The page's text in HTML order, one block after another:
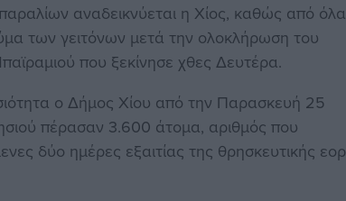
αναδεικνύεται η Χίος, καθώς από
των γειτόνων μετά την ολοκλήρωση του
που ξεκίνησε χθες Δευτέρα.
ο Δήμος Χίου από την Παρασκευή 25
πέρασαν 3.600 άτομα, αριθμός που
δύο ημέρες εξαιτίας της θρησκευτικής